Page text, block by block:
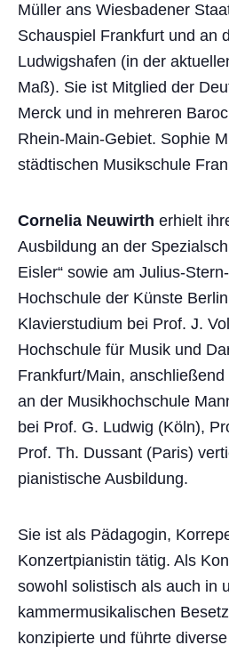
Müller ans Wiesbadener
Schauspiel Frankfurt und an
Ludwigshafen (in der
Maß). Sie ist Mitglied der
Merck und in mehreren
Rhein-Main-Gebiet. Sophie
städtischen Musikschule
Cornelia Neuwirth erhielt
Ausbildung an der
Eisler“ sowie am Julius-
Hochschule der Künste
Klavierstudium bei Prof. J.
Hochschule für Musik und
Frankfurt/Main,
an der Musikhochschule
bei Prof. G. Ludwig (Köln),
Prof. Th. Dussant (Paris)
pianistische Ausbildung.
Sie ist als Pädagogin,
Konzertpianistin tätig. Als
sowohl solistisch als auch in
kammermusikalischen
konzipierte und führte